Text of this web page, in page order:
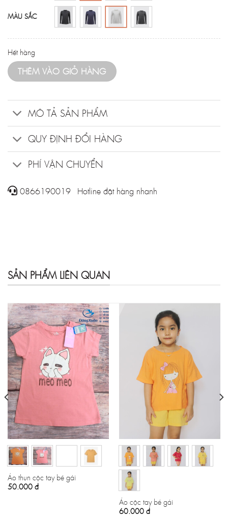
MÀU SẮC
Hết hàng
THÊM VÀO GIỎ HÀNG
MÔ TẢ SẢN PHẨM
QUY ĐỊNH ĐỔI HÀNG
PHÍ VẬN CHUYỂN
0866190019 - Hotline đặt hàng nhanh
SẢN PHẨM LIÊN QUAN
Áo thun cộc tay bé gái
50.000 đ
Áo cộc tay bé gái
60.000 đ